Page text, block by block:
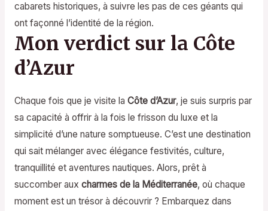
cabarets historiques, à suivre les pas de ces géants qui
ont façonné l’identité de la région.
Mon verdict sur la Côte
d’Azur
Chaque fois que je visite la Côte d’Azur, je suis surpris par
sa capacité à offrir à la fois le frisson du luxe et la
simplicité d’une nature somptueuse. C’est une destination
qui sait mélanger avec élégance festivités, culture,
tranquillité et aventures nautiques. Alors, prêt à
succomber aux charmes de la Méditerranée, où chaque
moment est un trésor à découvrir ? Embarquez dans